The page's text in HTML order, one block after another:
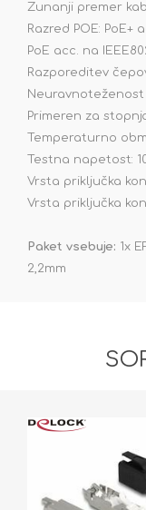
Zunanji premer
Razred POE: PoE+
PoE acc. na
Razporeditev
Neuravnoteženost
Primeren za
Temperaturno
Testna napetost:
Vrsta priključka
Vrsta priključka
Paket vsebuje: 1x
2,2mm